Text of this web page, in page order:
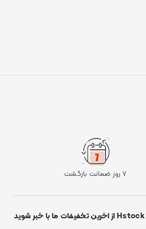
۷ روز ضمانت بازگشت